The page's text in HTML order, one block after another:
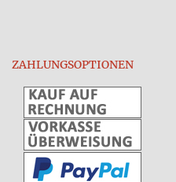
ZAHLUNGSOPTIONEN